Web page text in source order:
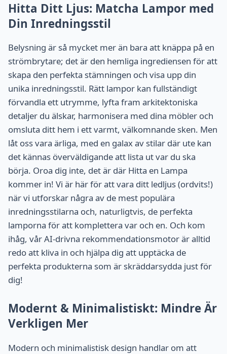
Hitta Ditt Ljus: Matcha Lampor med
Din Inredningsstil
Belysning är så mycket mer än bara att knäppa på en
strömbrytare; det är den hemliga ingrediensen för att
skapa den perfekta stämningen och visa upp din
unika inredningsstil. Rätt lampor kan fullständigt
förvandla ett utrymme, lyfta fram arkitektoniska
detaljer du älskar, harmonisera med dina möbler och
omsluta ditt hem i ett varmt, välkomnande sken. Men
låt oss vara ärliga, med en galax av stilar där ute kan
det kännas överväldigande att lista ut var du ska
börja. Oroa dig inte, det är där Hitta en Lampa
kommer in! Vi är här för att vara ditt ledljus (ordvits!)
när vi utforskar några av de mest populära
inredningsstilarna och, naturligtvis, de perfekta
lamporna för att komplettera var och en. Och kom
ihåg, vår AI-drivna rekommendationsmotor är alltid
redo att kliva in och hjälpa dig att upptäcka de
perfekta produkterna som är skräddarsydda just för
dig!
Modernt & Minimalistiskt: Mindre Är
Verkligen Mer
Modern och minimalistisk design handlar om att